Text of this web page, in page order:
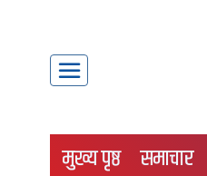
मुख्य पृष्ठ समाचार